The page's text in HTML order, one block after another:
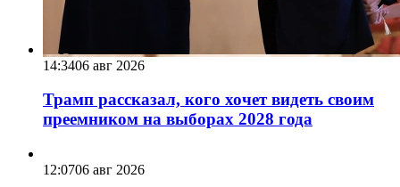
14:3406 авг 2026
Трамп рассказал, кого хочет видеть своим
преемником на выборах 2028 года
12:0706 авг 2026